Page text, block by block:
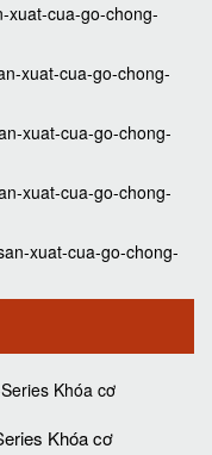
xuat-cua-go-chong-
xuat-cua-go-chong-
xuat-cua-go-chong-
xuat-cua-go-chong-
xuat-cua-go-chong-
Khóa cơ